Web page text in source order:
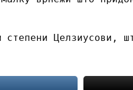
степени Целзиусови,